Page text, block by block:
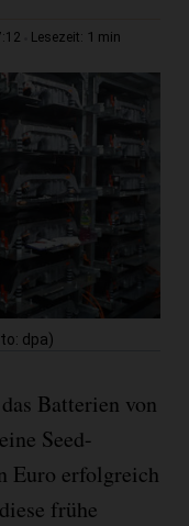
Lesezeit: 1 min
dpa)
Batterien von
Seed-
Euro erfolgreich
frühe